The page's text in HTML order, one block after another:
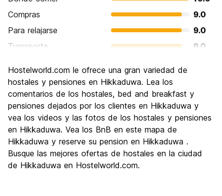
Compras
9.0
Para relajarse
9.0
Transporte
9.0
Cultura
Fiesta
7.0
Calidad Precio
8.0
Hostelworld.com le ofrece una gran variedad de
hostales y pensiones en Hikkaduwa. Lea los
comentarios de los hostales, bed and breakfast y
pensiones dejados por los clientes en Hikkaduwa y
vea los videos y las fotos de los hostales y pensiones
en Hikkaduwa. Vea los BnB en este mapa de
Hikkaduwa y reserve su pension en Hikkaduwa .
Busque las mejores ofertas de hostales en la ciudad
de Hikkaduwa en Hostelworld.com.